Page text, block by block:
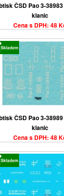
ČSD Pao 3-
klanic
Cena s DPH: 48
ČSD Pao 3-
klanic
Cena s DPH: 48